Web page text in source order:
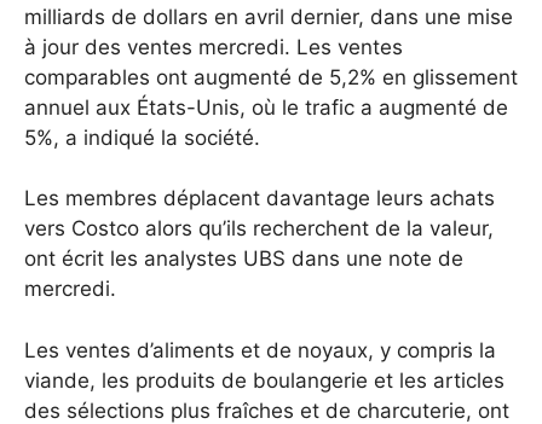
milliards de dollars en avril dernier, dans une mise
à jour des ventes mercredi. Les ventes
comparables ont augmenté de 5,2% en glissement
annuel aux États-Unis, où le trafic a augmenté de
5%, a indiqué la société.
Les membres déplacent davantage leurs achats
vers Costco alors qu’ils recherchent de la valeur,
ont écrit les analystes UBS dans une note de
mercredi.
Les ventes d’aliments et de noyaux, y compris la
viande, les produits de boulangerie et les articles
des sélections plus fraîches et de charcuterie, ont